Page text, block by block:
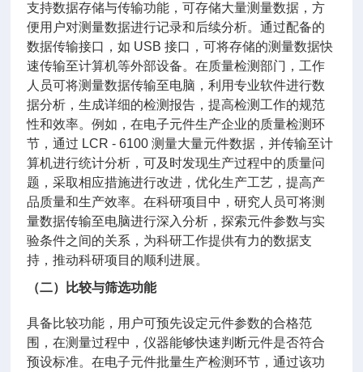
支持数据存储与传输功能，可存储大量测量数据，方
便用户对测量数据进行记录和后续分析。通过配备的
数据传输接口，如 USB 接口，可将存储的测量数据快
速传输至计算机等外部设备。在质量检测部门，工作
人员可将测量数据传输至电脑，利用专业软件进行数
据分析，生成详细的检测报告，提高检测工作的规范
性和效率。例如，在电子元件生产企业的质量检测环
节，通过 LCR - 6100 测量大量元件数据，并传输至计
算机进行统计分析，可及时发现生产过程中的质量问
题，采取相应措施进行改进，优化生产工艺，提高产
品质量和生产效率。在科研项目中，研究人员可将测
量数据传输至电脑进行深入分析，探索元件参数与实
验条件之间的关系，为科研工作提供有力的数据支
持，推动科研项目的顺利进展。
（二）比较与筛选功能
具备比较功能，用户可预先设定元件参数的合格范
围，在测量过程中，仪器能够快速判断元件是否符合
预设标准。在电子元件批量生产检测环节，通过该功